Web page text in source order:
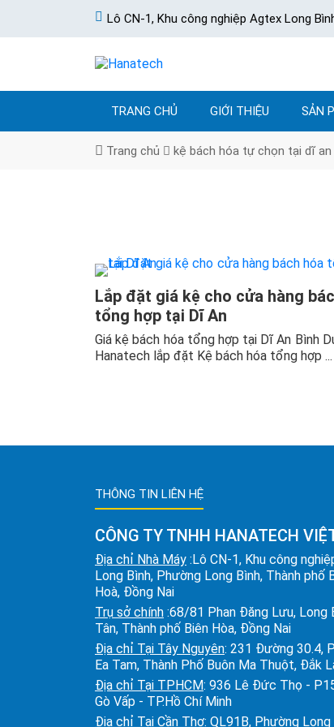
Lô CN-1, Khu công nghiệp Agtex Long
TRANG CHỦ GIỚI THIỆU SẢN
Trang chủ kệ bách hóa tự chọn tại dĩ an
Lắp đặt giá kệ cho cửa hàng
tổng hợp tại Dĩ An
Giá kệ bách hóa tổng hợp tại Dĩ An Bình
Hanatech lắp đặt Kệ bách hóa tổng hợp ...
THÔNG TIN LIÊN HỆ
CÔNG TY TNHH HANATECH
Địa chỉ Nhà Máy :Lô CN-1, Khu công
Long Bình, Phường Long Bình, Thành phố
Hoà, Đồng Nai
Trụ sở chính :68/81 Phan Đăng Lưu, Long
Tân, Thành phố Biên Hòa, Đồng Nai
Địa chỉ Tại Tây Nguyên: 231 Đường 30.4,
Ea Tam, Thành Phố Buôn Ma Thuột, Đắk
Địa chỉ Tại TPHCM: 936 Lê Đức Thọ -
Gò Vấp - TP.Hồ Chí Minh
Địa chỉ Tại Cần Thơ: QL91B, Phường Long